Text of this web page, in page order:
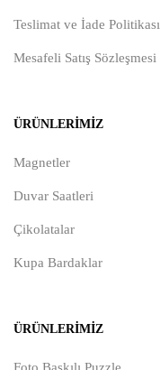
Teslimat ve İade Politikası
Mesafeli Satış Sözleşmesi
ÜRÜNLERIMIZ
Magnetler
Duvar Saatleri
Çikolatalar
Kupa Bardaklar
ÜRÜNLERIMIZ
Foto Baskılı Puzzle